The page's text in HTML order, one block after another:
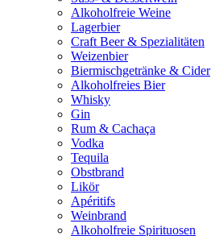
Alkoholfreie Weine
Lagerbier
Craft Beer & Spezialitäten
Weizenbier
Biermischgetränke & Cider
Alkoholfreies Bier
Whisky
Gin
Rum & Cachaça
Vodka
Tequila
Obstbrand
Likör
Apéritifs
Weinbrand
Alkoholfreie Spirituosen